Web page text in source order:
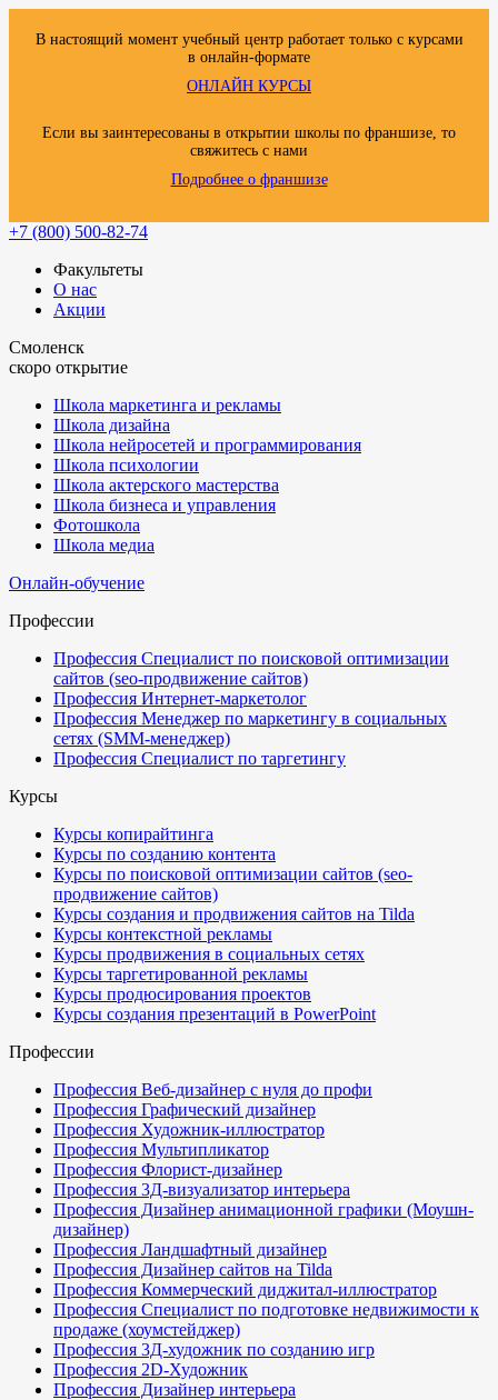
В настоящий момент учебный центр работает только с курсами
в онлайн-формате
ОНЛАЙН КУРСЫ
Если вы заинтересованы в открытии школы по франшизе, то
свяжитесь с нами
Подробнее о франшизе
+7 (800) 500-82-74
Факультеты
О нас
Акции
Смоленск
скоро открытие
Школа маркетинга и рекламы
Школа дизайна
Школа нейросетей и программирования
Школа психологии
Школа актерского мастерства
Школа бизнеса и управления
Фотошкола
Школа медиа
Онлайн-обучение
Профессии
Профессия Специалист по поисковой оптимизации
сайтов (seo-продвижение сайтов)
Профессия Интернет-маркетолог
Профессия Менеджер по маркетингу в социальных
сетях (SMM-менеджер)
Профессия Специалист по таргетингу
Курсы
Курсы копирайтинга
Курсы по созданию контента
Курсы по поисковой оптимизации сайтов (seo-
продвижение сайтов)
Курсы создания и продвижения сайтов на Tilda
Курсы контекстной рекламы
Курсы продвижения в социальных сетях
Курсы таргетированной рекламы
Курсы продюсирования проектов
Курсы создания презентаций в PowerPoint
Профессии
Профессия Веб-дизайнер с нуля до профи
Профессия Графический дизайнер
Профессия Художник-иллюстратор
Профессия Мультипликатор
Профессия Флорист-дизайнер
Профессия 3Д-визуализатор интерьера
Профессия Дизайнер анимационной графики (Моушн-
дизайнер)
Профессия Ландшафтный дизайнер
Профессия Дизайнер сайтов на Tilda
Профессия Коммерческий диджитал-иллюстратор
Профессия Специалист по подготовке недвижимости к
продаже (хоумстейджер)
Профессия 3Д-художник по созданию игр
Профессия 2D-Художник
Профессия Дизайнер интерьера